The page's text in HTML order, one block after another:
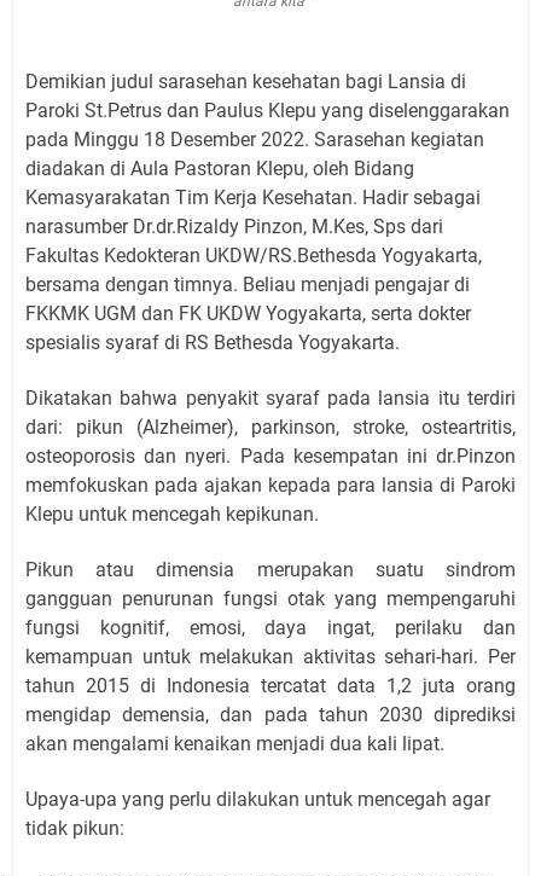
Demikian judul sarasehan kesehatan bagi Lansia di
Paroki St.Petrus dan Paulus Klepu yang diselenggarakan
pada Minggu 18 Desember 2022. Sarasehan kegiatan
diadakan di Aula Pastoran Klepu, oleh Bidang
Kemasyarakatan Tim Kerja Kesehatan. Hadir sebagai
narasumber Dr.dr.Rizaldy Pinzon, M.Kes, Sps dari
Fakultas Kedokteran UKDW/RS.Bethesda Yogyakarta,
bersama dengan timnya. Beliau menjadi pengajar di
FKKMK UGM dan FK UKDW Yogyakarta, serta dokter
spesialis syaraf di RS Bethesda Yogyakarta.
Dikatakan bahwa penyakit syaraf pada lansia itu terdiri
dari: pikun (Alzheimer), parkinson, stroke, osteartritis,
osteoporosis dan nyeri. Pada kesempatan ini dr.Pinzon
memfokuskan pada ajakan kepada para lansia di Paroki
Klepu untuk mencegah kepikunan.
Pikun atau dimensia merupakan suatu sindrom
gangguan penurunan fungsi otak yang mempengaruhi
fungsi kognitif, emosi, daya ingat, perilaku dan
kemampuan untuk melakukan aktivitas sehari-hari. Per
tahun 2015 di Indonesia tercatat data 1,2 juta orang
mengidap demensia, dan pada tahun 2030 diprediksi
akan mengalami kenaikan menjadi dua kali lipat.
Upaya-upa yang perlu dilakukan untuk mencegah agar
tidak pikun: